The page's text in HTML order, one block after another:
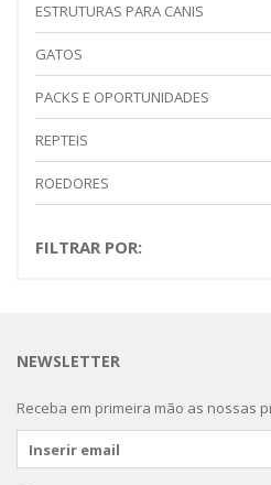
ESTRUTURAS PARA CANIS
GATOS
PACKS E OPORTUNIDADES
REPTEIS
ROEDORES
FILTRAR POR:
NEWSLETTER
Receba em primeira mão as nossas